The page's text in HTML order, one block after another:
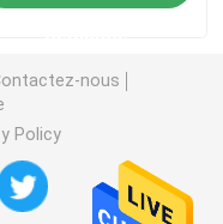
de feuille
nous
Policy